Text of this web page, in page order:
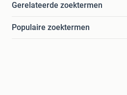
Gerelateerde zoektermen
Populaire zoektermen